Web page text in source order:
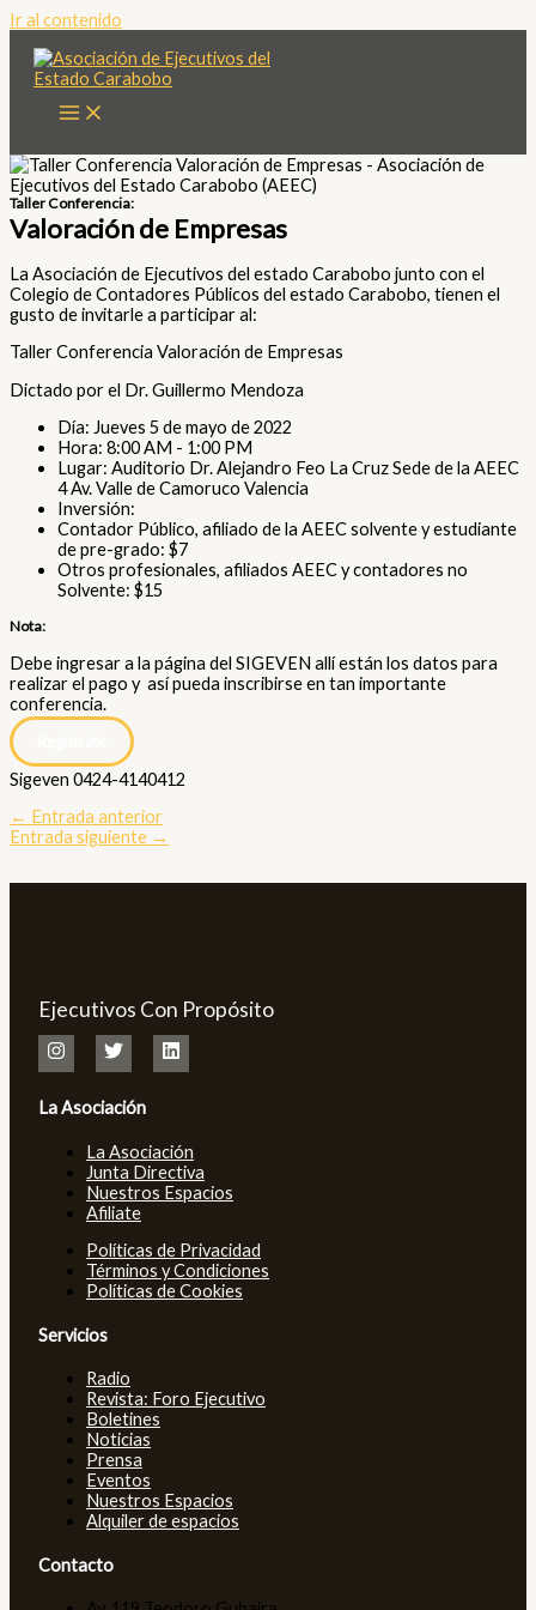
Ir al contenido
Taller Conferencia:
Valoración de Empresas
La Asociación de Ejecutivos del estado Carabobo junto con el
Colegio de Contadores Públicos del estado Carabobo, tienen el
gusto de invitarle a participar al:
Taller Conferencia Valoración de Empresas
Dictado por el Dr. Guillermo Mendoza
Día: Jueves 5 de mayo de 2022
Hora: 8:00 AM - 1:00 PM
Lugar: Auditorio Dr. Alejandro Feo La Cruz Sede de la AEEC
4 Av. Valle de Camoruco Valencia
Inversión:
Contador Público, afiliado de la AEEC solvente y estudiante
de pre-grado: $7
Otros profesionales, afiliados AEEC y contadores no
Solvente: $15
Nota:
Debe ingresar a la página del SIGEVEN allí están los datos para
realizar el pago y así pueda inscribirse en tan importante
conferencia.
Sigeven 0424-4140412
← Entrada anterior
Entrada siguiente →
Ejecutivos Con Propósito
La Asociación
La Asociación
Junta Directiva
Nuestros Espacios
Afiliate
Políticas de Privacidad
Términos y Condiciones
Políticas de Cookies
Servicios
Radio
Revista: Foro Ejecutivo
Boletines
Noticias
Prensa
Eventos
Nuestros Espacios
Alquiler de espacios
Contacto